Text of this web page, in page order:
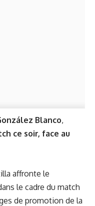
Blanco,
ce soir, face au
affronte le
le cadre du match
de promotion de la